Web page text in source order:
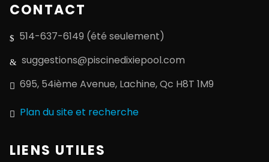
CONTACT
514-637-6149 (été seulement)
suggestions@piscinedixiepool.com
695, 54ième Avenue, Lachine, Qc H8T 1M9
Plan du site et recherche
LIENS UTILES